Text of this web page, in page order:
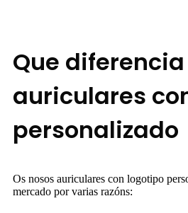
Que
auriculares
personalizado
Os nosos auriculares con logotipo
mercado por varias razóns: